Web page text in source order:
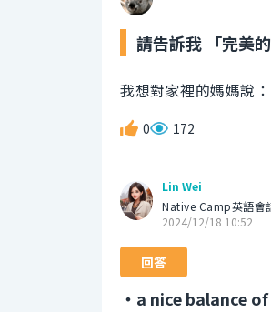
請告訴我 「完美
我想對家裡的媽媽說
0 172
Lin Wei
Native Camp英語會
2024/12/18 10:52
回答
・a nice balance